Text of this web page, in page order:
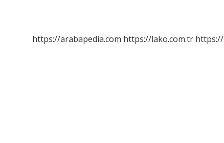
https://arabapedia.com https://lako.com.tr